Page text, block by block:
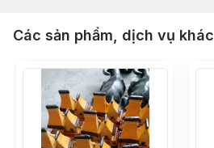
Các sản phẩm, dịch vụ khác